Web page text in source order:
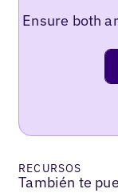
Ensure both
RECURSOS
También te